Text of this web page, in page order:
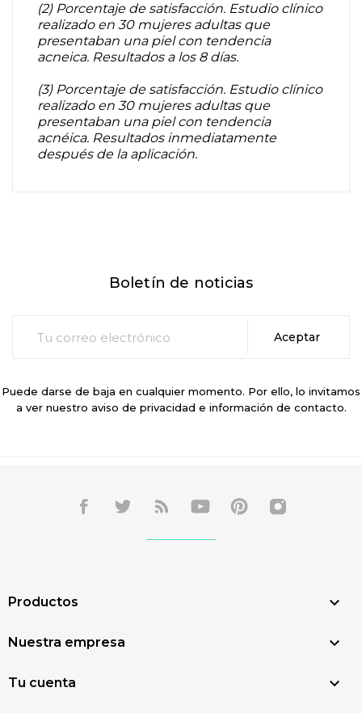
(2) Porcentaje de satisfacción. Estudio clínico
realizado en 30 mujeres adultas que
presentaban una piel con tendencia
acneica. Resultados a los 8 días.
(3) Porcentaje de satisfacción. Estudio clínico
realizado en 30 mujeres adultas que
presentaban una piel con tendencia
acnéica. Resultados inmediatamente
después de la aplicación.
Boletín de noticias
Puede darse de baja en cualquier momento. Por ello, lo invitamos
a ver nuestro aviso de privacidad e información de contacto.
Productos 
Nuestra empresa 
Tu cuenta 